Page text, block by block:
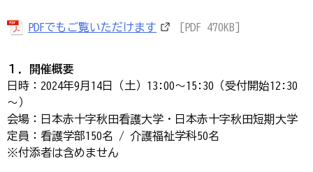
PDFでもご覧いただけます [PDF 470KB]
１．開催概要
日時：2024年9月14日（土）13:00～15:30（受付開始12:30
～）
会場：日本赤十字秋田看護大学・日本赤十字秋田短期大学
定員：看護学部150名 / 介護福祉学科50名
※付添者は含めません